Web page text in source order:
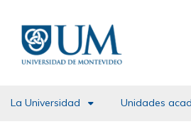
contenido
principal
La Universidad Unidades